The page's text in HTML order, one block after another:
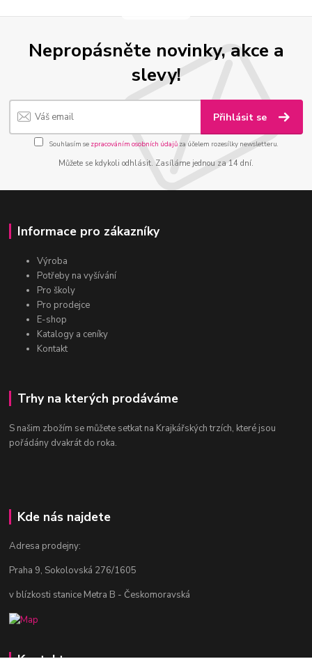
Nepropásněte novinky, akce a
slevy!
Přihlásit se
Souhlasím se zpracováním osobních údajůza účelem rozesílky newsletteru.
Můžete se kdykoli odhlásit. Zasíláme jednou za 14 dní.
Informace pro zákazníky
Výroba
Potřeby na vyšívání
Pro školy
Pro prodejce
E-shop
Katalogy a ceníky
Kontakt
Trhy na kterých prodáváme
S našim zbožím se můžete setkat na Krajkářských trzích, které jsou
pořádány dvakrát do roka.
Kde nás najdete
Adresa prodejny:
Praha 9, Sokolovská 276/1605
v blízkosti stanice Metra B - Českomoravská
Kontakty